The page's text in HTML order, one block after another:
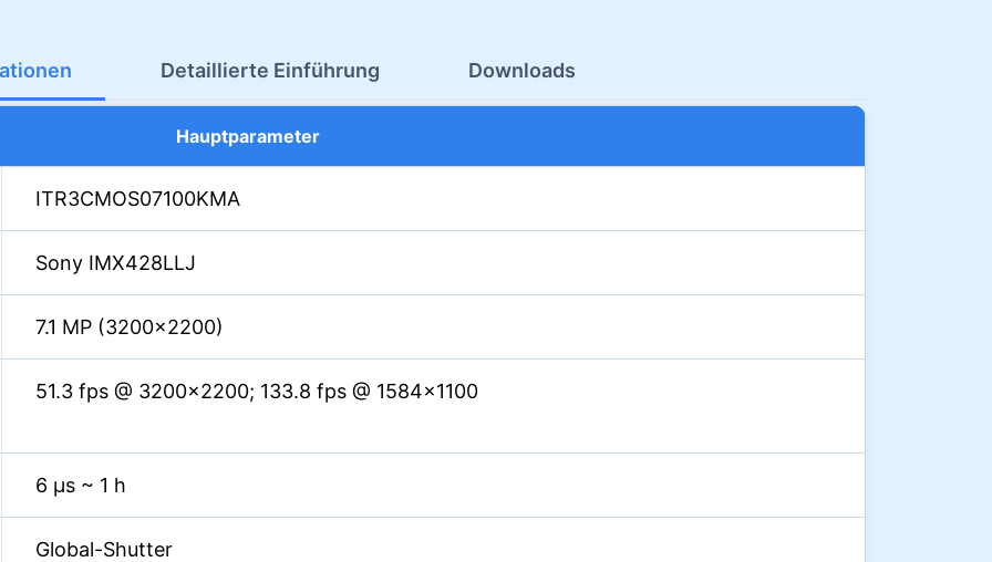
Detaillierte Einführung Downloads
Hauptparameter
ITR3CMOS07100KMA
Sony IMX428LLJ
7.1 MP (3200×2200)
51.3 fps @ 3200×2200; 133.8 fps @ 1584×1100
6 µs ~ 1 h
Global-Shutter